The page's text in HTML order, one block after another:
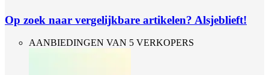
Op zoek naar vergelijkbare artikelen? Alsjeblieft!
AANBIEDINGEN VAN 5 VERKOPERS